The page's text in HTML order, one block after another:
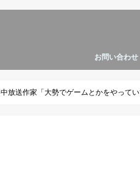
お問い合わせ
放送作家「大勢でゲームとかをやって